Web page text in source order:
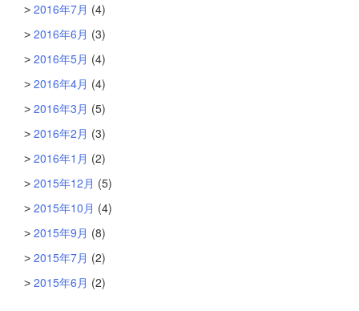
2016年7月 (4)
2016年6月 (3)
2016年5月 (4)
2016年4月 (4)
2016年3月 (5)
2016年2月 (3)
2016年1月 (2)
2015年12月 (5)
2015年10月 (4)
2015年9月 (8)
2015年7月 (2)
2015年6月 (2)